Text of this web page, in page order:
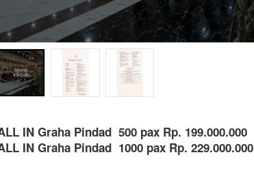
IN Graha Pindad  500 pax Rp. 199.000.000
IN Graha Pindad  1000 pax Rp. 229.000.000